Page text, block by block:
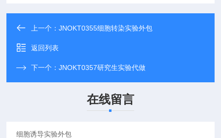
上一个：JNOKT0355细胞转染实验外包
返回列表
下一个：JNOKT0357研究生实验代做
在线留言